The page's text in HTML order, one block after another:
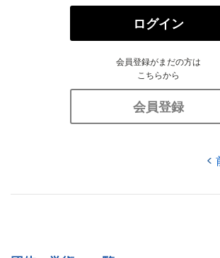
ログイン
会員登録がまだの方は
こちらから
会員登録